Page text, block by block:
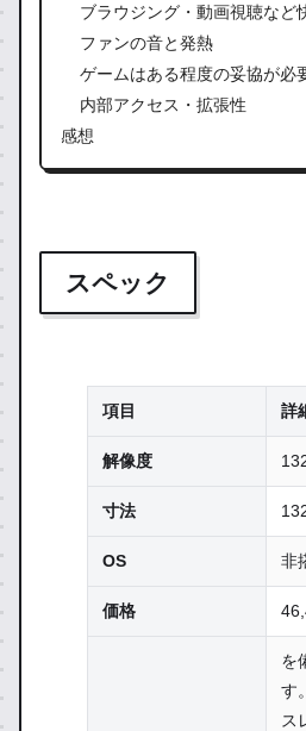
ブラウジング・動画視聴など
ファンの音と発熱
ゲームはある程度の妥協が必
内部アクセス・拡張性
感想
スペック
項目 詳
解像度
寸法
OS 非
価格
を
す
ス